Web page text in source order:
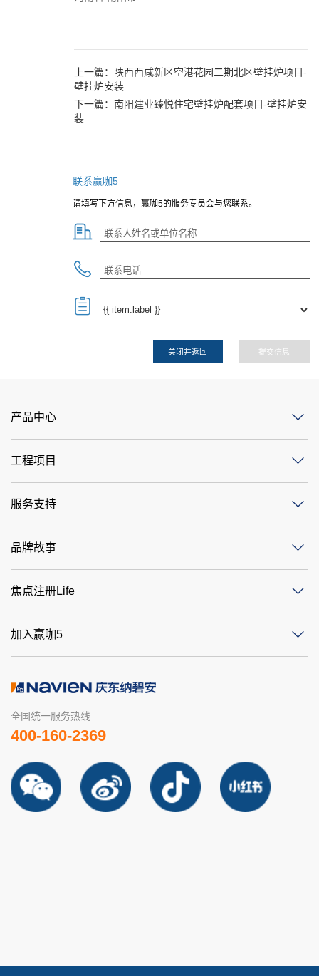
上一篇：
陕西西咸新区空港花园二期北区壁挂炉项目-
壁挂炉安装
下一篇： 南阳建业臻悦住宅壁挂炉配套项目-壁挂炉安
装
联系赢咖5
请填写下方信息，赢咖5的服务专员会与您联系。
关闭并返回 提交信息
产品中心
工程项目
服务支持
品牌故事
焦点注册Life
加入赢咖5
全国统一服务热线
400-160-2369